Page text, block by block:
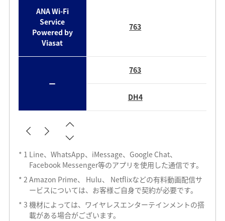
ANA Wi-Fi
Service
Powered by
Viasat
763
ー
763
DH4
* 1 Line、WhatsApp、iMessage、Google Chat、
Facebook Messenger等のアプリを使用した通信です。
* 2 Amazon Prime、 Hulu、 Netflixなどの有料動画配信サ
ービスについては、お客様ご自身で契約が必要です。
* 3 機材によっては、ワイヤレスエンターテインメントの搭
載がある場合がございます。